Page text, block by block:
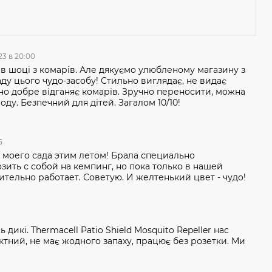
в 20:00
шоці з комарів. Але дякуємо улюбленому магазину з
цього чудо-засобу! Стильно виглядає, не видає
добре відганяє комарів. Зручно переносити, можна
Безпечний для дітей. Загалом 10/10!
моего сада этим летом! Брала специально
с собой на кемпинг, но пока только в нашей
работает. Советую. И желтенький цвет - чудо!
дикі. Thermacell Patio Shield Mosquito Repeller нас
не має жодного запаху, працює без розетки. Ми